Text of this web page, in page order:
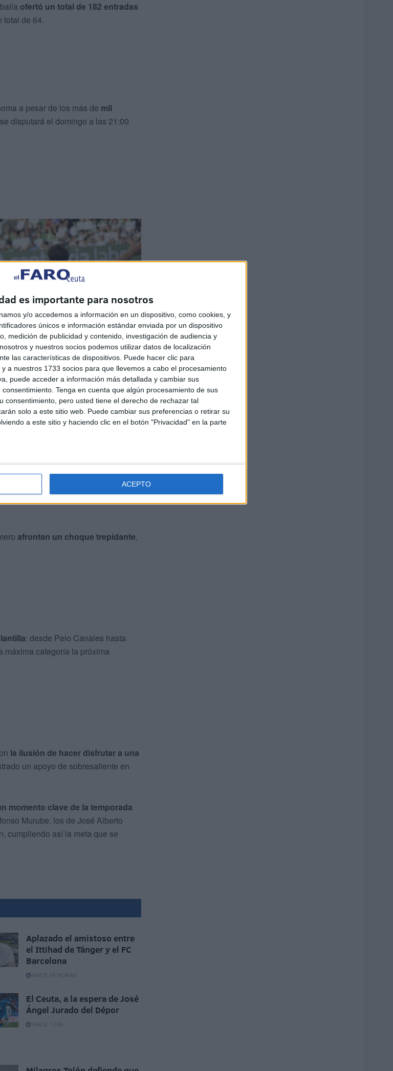
es importante para nosotros
y/o accedemos a información en un dispositivo, como cookies, y
únicos e información estándar enviada por un dispositivo
medición de publicidad y contenido, investigación de audiencia y
y nuestros socios podemos utilizar datos de localización
las características de dispositivos. Puede hacer clic para
a nuestros 1733 socios para que llevemos a cabo el procesamiento
puede acceder a información más detallada y cambiar sus
Tenga en cuenta que algún procesamiento de sus
consentimiento, pero usted tiene el derecho de rechazar tal
solo a este sitio web. Puede cambiar sus preferencias o retirar su
a este sitio y haciendo clic en el botón "Privacidad" en la parte
ACEPTO
ofertó un total de 182 entradas
total de 64.
a pesar de los más de mil
disputará el domingo a las 21:00
afrontan un choque trepidante,
: desde Peio Canales hasta
máxima categoría la próxima
la ilusión de hacer disfrutar a una
un apoyo de sobresaliente en
momento clave de la temporada
Murube, los de José Alberto
cumpliendo así la meta que se
Aplazado el amistoso entre
el Ittihad de Tánger y el FC
Barcelona
HACE 19 HORAS
El Ceuta, a la espera de José
Ángel Jurado del Dépor
HACE 1 DÍA